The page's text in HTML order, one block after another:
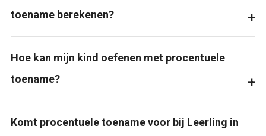
toename berekenen?
Hoe kan mijn kind oefenen met procentuele
toename?
Komt procentuele toename voor bij Leerling in